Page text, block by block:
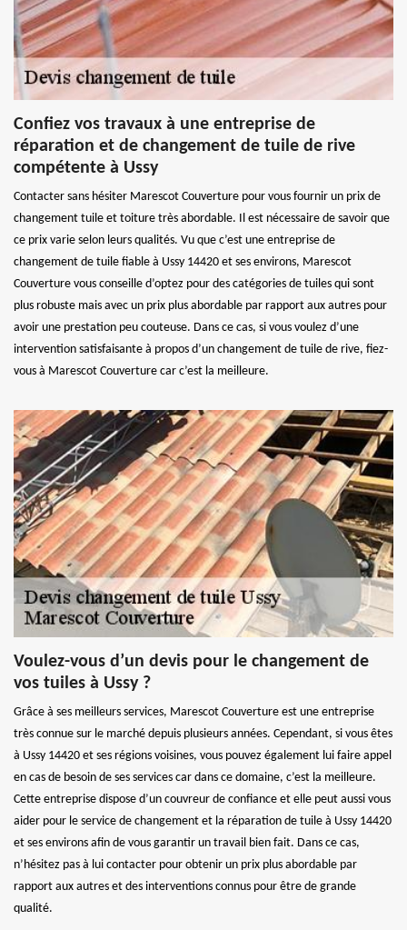
Confiez vos travaux à une entreprise de
réparation et de changement de tuile de rive
compétente à Ussy
Contacter sans hésiter Marescot Couverture pour vous fournir un prix de
changement tuile et toiture très abordable. Il est nécessaire de savoir que
ce prix varie selon leurs qualités. Vu que c’est une entreprise de
changement de tuile fiable à Ussy 14420 et ses environs, Marescot
Couverture vous conseille d’optez pour des catégories de tuiles qui sont
plus robuste mais avec un prix plus abordable par rapport aux autres pour
avoir une prestation peu couteuse. Dans ce cas, si vous voulez d’une
intervention satisfaisante à propos d’un changement de tuile de rive, fiez-
vous à Marescot Couverture car c’est la meilleure.
Voulez-vous d’un devis pour le changement de
vos tuiles à Ussy ?
Grâce à ses meilleurs services, Marescot Couverture est une entreprise
très connue sur le marché depuis plusieurs années. Cependant, si vous êtes
à Ussy 14420 et ses régions voisines, vous pouvez également lui faire appel
en cas de besoin de ses services car dans ce domaine, c’est la meilleure.
Cette entreprise dispose d’un couvreur de confiance et elle peut aussi vous
aider pour le service de changement et la réparation de tuile à Ussy 14420
et ses environs afin de vous garantir un travail bien fait. Dans ce cas,
n’hésitez pas à lui contacter pour obtenir un prix plus abordable par
rapport aux autres et des interventions connus pour être de grande
qualité.